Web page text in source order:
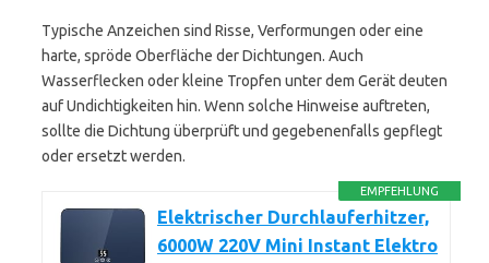
Typische Anzeichen sind Risse, Verformungen oder eine
harte, spröde Oberfläche der Dichtungen. Auch
Wasserflecken oder kleine Tropfen unter dem Gerät deuten
auf Undichtigkeiten hin. Wenn solche Hinweise auftreten,
sollte die Dichtung überprüft und gegebenenfalls gepflegt
oder ersetzt werden.
EMPFEHLUNG
Elektrischer Durchlauferhitzer,
6000W 220V Mini Instant Elektro